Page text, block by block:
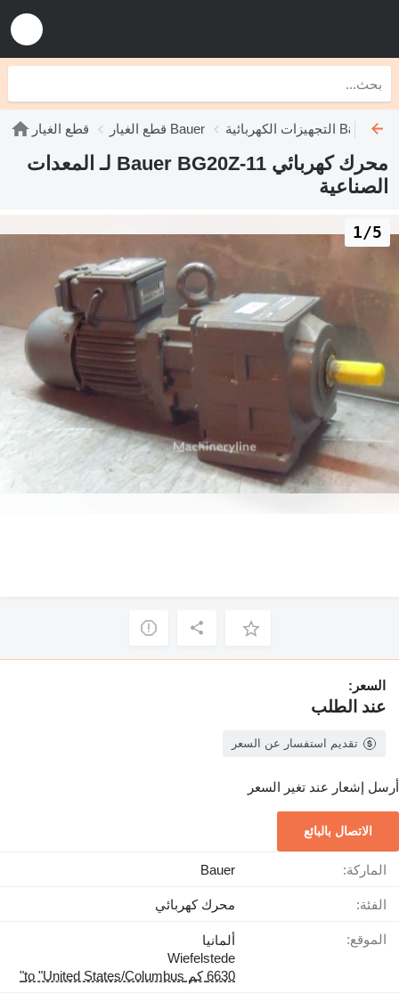
قطع الغيار قطع الغيار Bauer التجهيزات الكهربائية Bauer
محرك كهربائي Bauer BG20Z-11 لـ المعدات
الصناعية
1/5
السعر:
عند الطلب
تقديم استفسار عن السعر
أرسل إشعار عند تغير السعر
الاتصال بالبائع
الماركة: Bauer
الفئة: محرك كهربائي
الموقع:
ألمانيا
Wiefelstede
6630 كم to "United States/Columbus"